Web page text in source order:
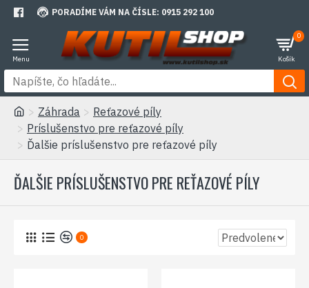
PORADÍME VÁM NA ČÍSLE: 0915 292 100
0
Záhrada
Reťazové píly
Príslušenstvo pre reťazové píly
Ďalšie príslušenstvo pre reťazové píly
ĎALŠIE PRÍSLUŠENSTVO PRE REŤAZOVÉ PÍLY
0